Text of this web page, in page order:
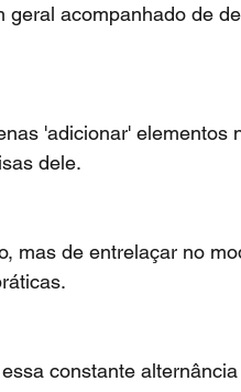
geral acompanhado de
'adicionar' elementos
dele.
mas de entrelaçar no
constante